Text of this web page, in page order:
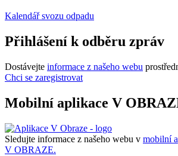
Kalendář svozu odpadu
Přihlášení k odběru zpráv
Dostávejte informace z našeho webu
Chci se zaregistrovat
Mobilní aplikace V
Sledujte informace z našeho webu v mobilní
V OBRAZE.